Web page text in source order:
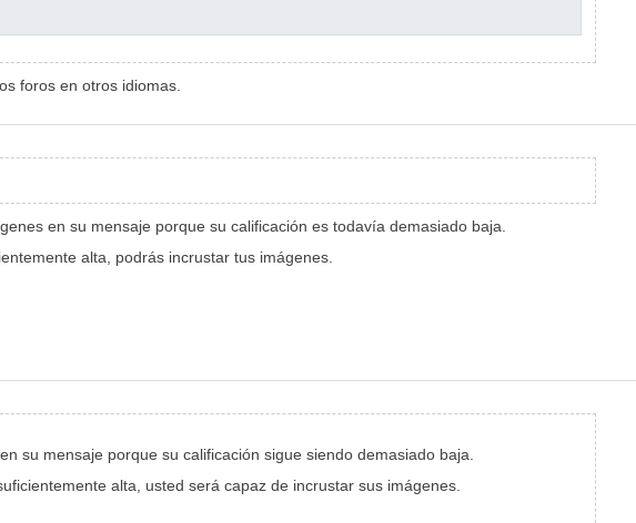
foros en otros idiomas.
en su mensaje porque su calificación es todavía demasiado baja.
alta, podrás incrustar tus imágenes.
su mensaje porque su calificación sigue siendo demasiado baja.
alta, usted será capaz de incrustar sus imágenes.